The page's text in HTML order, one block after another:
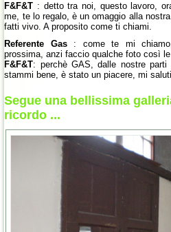
F&F&T : detto tra noi, questo lavoro,
me, te lo regalo, è un omaggio alla
fatti vivo. A proposito come ti chiami.
Referente Gas: come te mi chiamo,
prossima, anzi faccio qualche foto così
F&F&T: perchè GAS, dalle nostre
stammi bene, è stato un piacere, mi
Segue una bellissima
ricordo ...